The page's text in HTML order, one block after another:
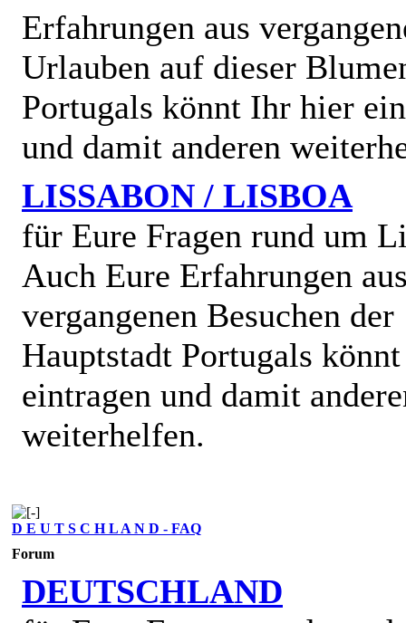
Erfahrungen aus
Urlauben auf dieser
Portugals könnt Ihr hier
und damit anderen
LISSABON / LISBOA
für Eure Fragen rund um
Auch Eure Erfahrungen
vergangenen Besuchen der
Hauptstadt Portugals
eintragen und damit
weiterhelfen.
D E U T S C H L A N D - FAQ
Forum
DEUTSCHLAND